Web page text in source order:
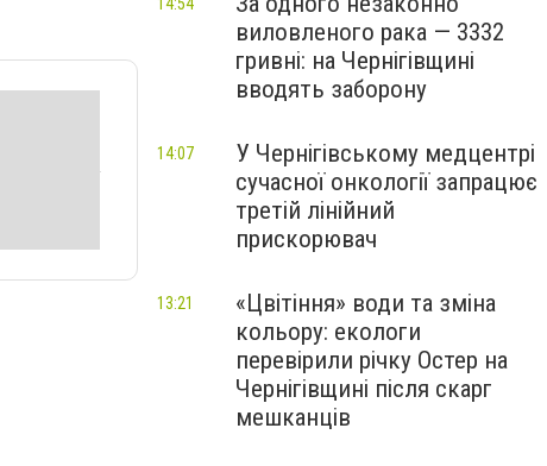
виловленого рака — 3332
гривні: на Чернігівщині
вводять заборону
У Чернігівському медцентрі
сучасної онкології запрацює
третій лінійний
прискорювач
14:07
«Цвітіння» води та зміна
кольору: екологи
перевірили річку Остер на
Чернігівщині після скарг
мешканців
13:21